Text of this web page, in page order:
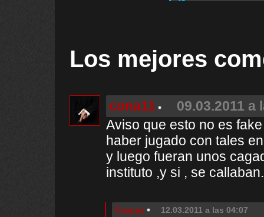
Los mejores
cona11
09.03.2011 a
Aviso que esto no es
haber jugado con tales
y luego fueran unos
instituto ,y si , se
Caapaz
12.03.2011 a las 04:07